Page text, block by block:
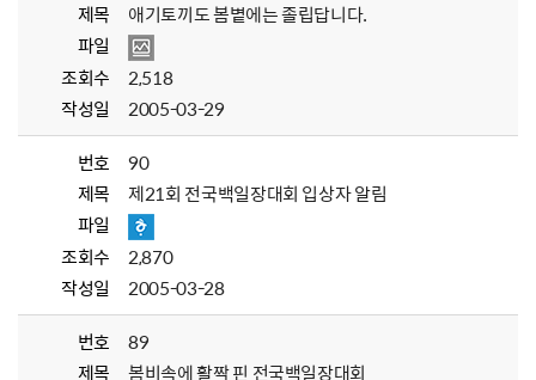
제목
애기토끼도 봄볕에는 졸립답니다.
파일
조회수
2,518
작성일
2005-03-29
번호
90
제목
제21회 전국백일장대회 입상자 알림
파일
조회수
2,870
작성일
2005-03-28
번호
89
제목
봄비속에 활짝 핀 전국백일장대회